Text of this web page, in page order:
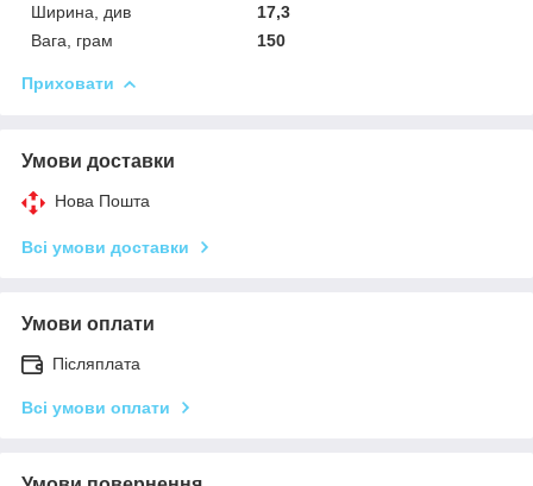
Ширина, див
17,3
Вага, грам
150
Приховати
Умови доставки
Нова Пошта
Всі умови доставки
Умови оплати
Післяплата
Всі умови оплати